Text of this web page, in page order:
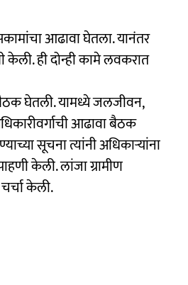
आढावा घेतला. यानंतर
केली. ही दोन्ही कामे लवकरात
घेतली. यामध्ये जलजीवन,
आढावा बैठक
सूचना त्यांनी अधिकाऱ्यांना
केली. लांजा ग्रामीण
केली.